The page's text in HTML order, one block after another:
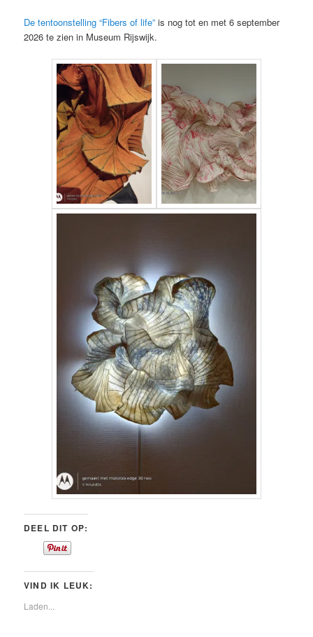
De tentoonstelling “Fibers of life”is nog tot en met 6 september
2026 te zien in Museum Rijswijk.
DEEL DIT OP:
VIND IK LEUK:
Laden...